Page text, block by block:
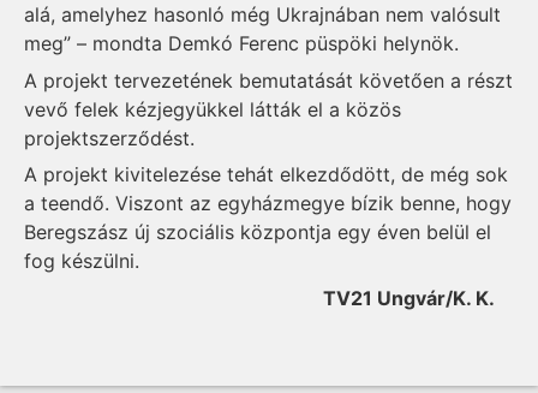
alá, amelyhez hasonló még Ukrajnában nem valósult
meg” – mondta Demkó Ferenc püspöki helynök.
A projekt tervezetének bemutatását követően a részt
vevő felek kézjegyükkel látták el a közös
projektszerződést.
A projekt kivitelezése tehát elkezdődött, de még sok
a teendő. Viszont az egyházmegye bízik benne, hogy
Beregszász új szociális központja egy éven belül el
fog készülni.
TV21 Ungvár/K. K.